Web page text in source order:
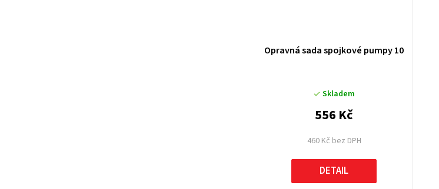
Opravná sada spojkové pumpy 10
Skladem
460 Kč bez DPH
556 Kč
DETAIL